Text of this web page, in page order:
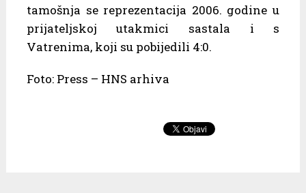
tamošnja se reprezentacija 2006. godine u
prijateljskoj utakmici sastala i s
Vatrenima, koji su pobijedili 4:0.
Foto: Press – HNS arhiva